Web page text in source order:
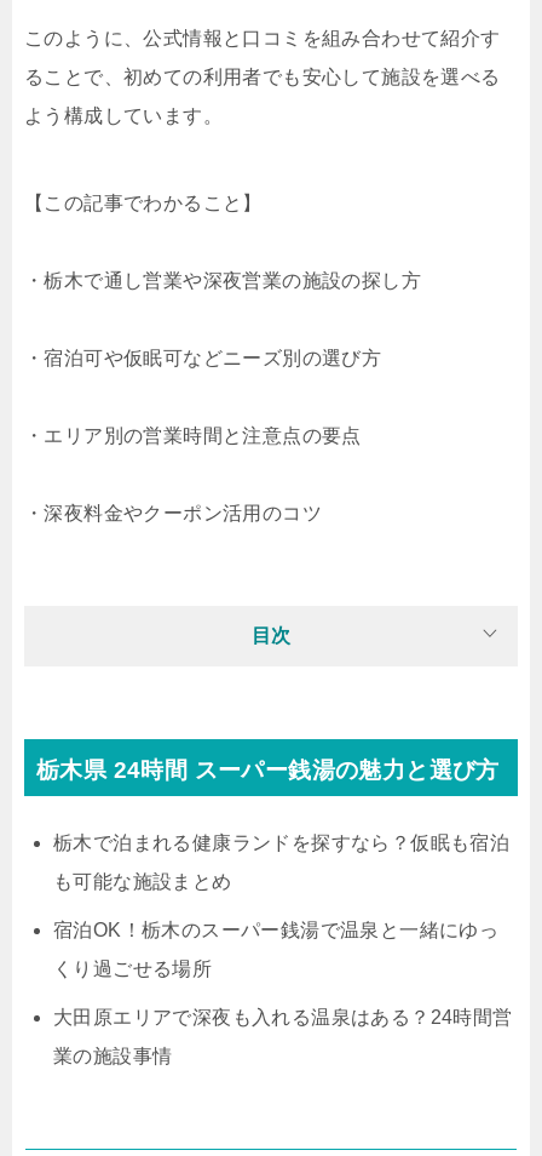
このように、公式情報と口コミを組み合わせて紹介す
ることで、初めての利用者でも安心して施設を選べる
よう構成しています。
【この記事でわかること】
・栃木で通し営業や深夜営業の施設の探し方
・宿泊可や仮眠可などニーズ別の選び方
・エリア別の営業時間と注意点の要点
・深夜料金やクーポン活用のコツ
目次
栃木県 24時間 スーパー銭湯の魅力と選び方
栃木で泊まれる健康ランドを探すなら？仮眠も宿泊
も可能な施設まとめ
宿泊OK！栃木のスーパー銭湯で温泉と一緒にゆっ
くり過ごせる場所
大田原エリアで深夜も入れる温泉はある？24時間営
業の施設事情